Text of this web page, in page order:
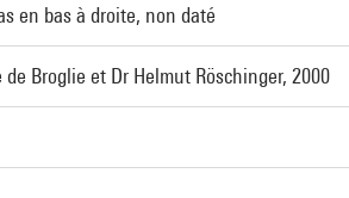
en bas à droite, non daté
Broglie et Dr Helmut Röschinger, 2000